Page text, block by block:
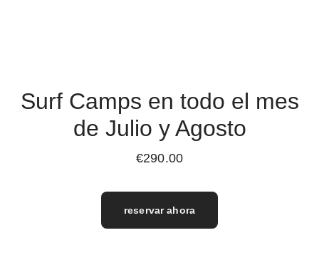
Surf Camps en todo el mes
de Julio y Agosto
€290.00
reservar ahora